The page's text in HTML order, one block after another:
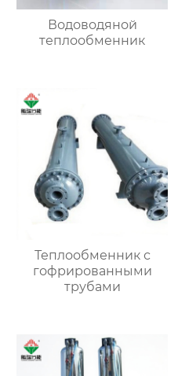
Водоводяной
теплообменник
Теплообменник с
гофрированными
трубами